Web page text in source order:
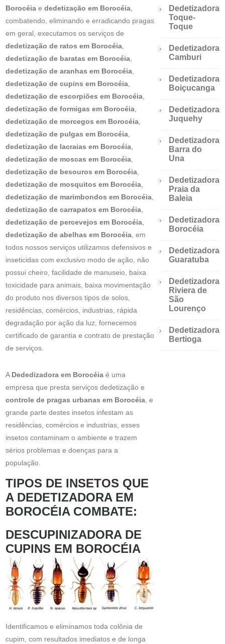
Borocéia ededetização em Borocéia
combatendo, eliminando e erradicando pragas
em geral, executamos os serviços de
dedetização de ratos em Borocéia
dedetização de baratas em Borocéia
dedetização de aranhas em Borocéia
dedetização de cupins em Borocéia
dedetização de escorpiões em Borocéia
dedetização de formigas em Borocéia
dedetização de morcegos em Borocéia
dedetização de pulgas em Borocéia
dedetização de lacraias em Borocéia
dedetização de moscas em Borocéia
dedetização de besouros em Borocéia
dedetização de mosquitos em Borocéia
dedetização de marimbondos em Borocéia
dedetização de carrapatos em Borocéia
dedetização de percevejos em Borocéia
dedetização de abelhas em Borocéia , em
todos nossos serviços utilizamos defensivos e
inseticidas com exclusivo modo de ação, não
possui cheiro, facilidade de manuseio, baixa
toxicidade para animais, baixa movimentação
do produto nos diversos tipos de solos,
residências, comércios, industrias, rápida
degradação por ação da luz, fornecemos
certificado de garantia e contrato de prestação
de serviços.
A Dededizadora em Borocéia é uma
empresa que presta serviços dedetização e
controle de pragas urbanas em Borocéia , e
grande parte destes insetos infestam as
residências, comércios e industrias, esses
insetos contaminam o ambiente e trazem
sérios problemas e doenças para a
população.
TIPOS DE INSETOS QUE
A DEDETIZADORA EM
BOROCÉIA COMBATE:
DESCUPINIZADORA DE
CUPINS EM BOROCÉIA
Identificamos e eliminamos toda colônia de
cupim, com resultados imediatos e de longa
Dedetizadora
Toque-
Toque
Dedetizadora
Camburi
Dedetizadora
Boiçucanga
Dedetizadora
Juquehy
Dedetizadora
Barra do
Una
Dedetizadora
Praia da
Baleia
Dedetizadora
Borocéia
Dedetizadora
Guaratuba
Dedetizadora
Riviera de
São
Lourenço
Dedetizadora
Bertioga